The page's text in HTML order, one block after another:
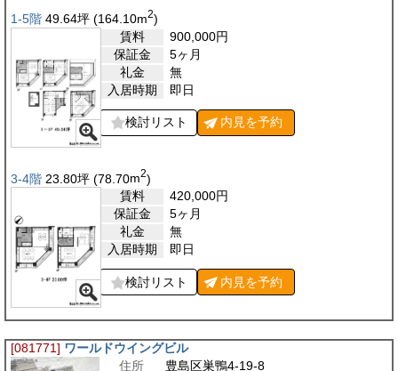
1-5階 49.64坪 (164.10m2)
賃料
900,000円
保証金
5ヶ月
礼金
無
入居時期
即日
検討リスト 内見を予約
3-4階 23.80坪 (78.70m2)
賃料
420,000円
保証金
5ヶ月
礼金
無
入居時期
即日
検討リスト 内見を予約
[081771] ワールドウイングビル
住所
豊島区巣鴨4-19-8